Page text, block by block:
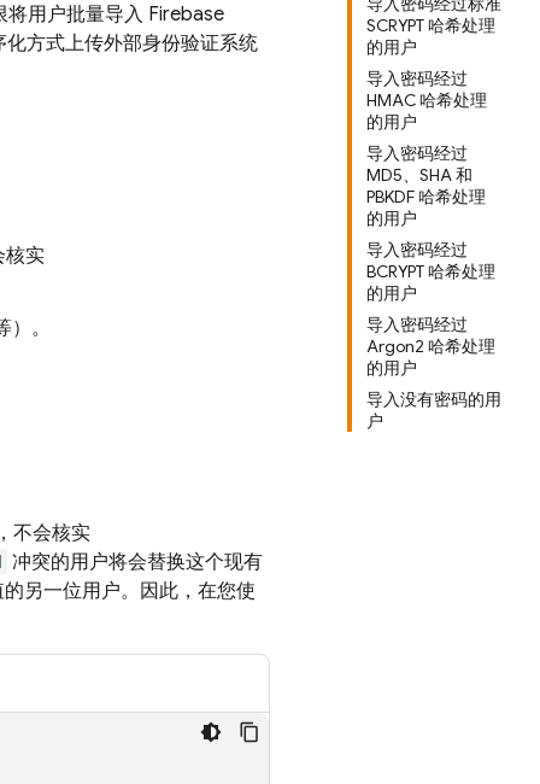
SCRYPT 哈希处理
的用户
导入密码经过
HMAC 哈希处理
的用户
导入密码经过
MD5、SHA 和
PBKDF 哈希处理
的用户
导入密码经过
BCRYPT 哈希处理
的用户
导入密码经过
Argon2 哈希处理
的用户
导入没有密码的用
户
用户批量导入 Firebase
方式上传外部身份验证系统
核实
。
不会核实
冲突的用户将会替换这个现有
另一位用户。因此，在您使